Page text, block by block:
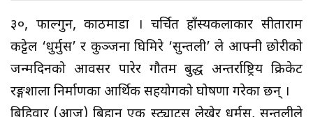
३०, फाल्गुन, काठमाडौं । चर्चित हाँस्यकलाकार सीताराम
कट्टेल ‘धुर्मुस’ र कुञ्जना घिमिरे ‘सुन्तली’ ले आफ्नी छोरीको
जन्मदिनको आवसर पारेर गौतम बुद्ध अन्तर्राष्ट्रिय क्रिकेट
रङ्गशाला निर्माणका आर्थिक सहयोगको घोषणा गरेका छन् ।